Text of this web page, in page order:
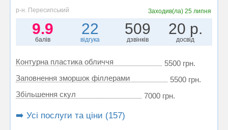
р-н. Пересипський Заходив(ла) 25 липня
9.9
балів
22
відгука
509
дзвінків
20 р.
досвід
Контурна пластика обличчя
5500 грн.
Заповнення зморшок філлерами
5500 грн.
Збільшення скул
7000 грн.
➡️ Усі послуги та ціни (157)